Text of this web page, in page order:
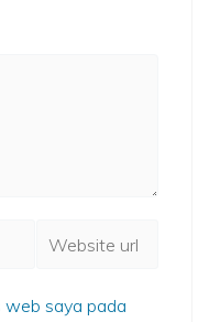
web saya pada